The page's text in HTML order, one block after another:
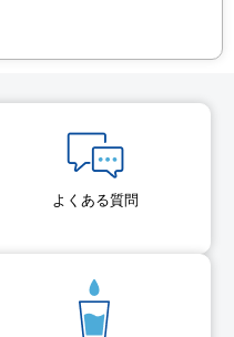
よくある質問